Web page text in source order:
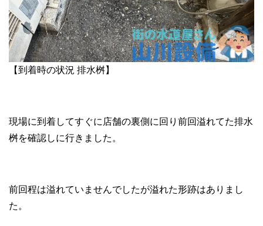
【到着時の状況 排水桝】
現場に到着してすぐに店舗の裏側に回り前回溢れてた排水
桝を確認しに行きました。
前回程は溢れていませんでしたが溢れた形跡はありまし
た。